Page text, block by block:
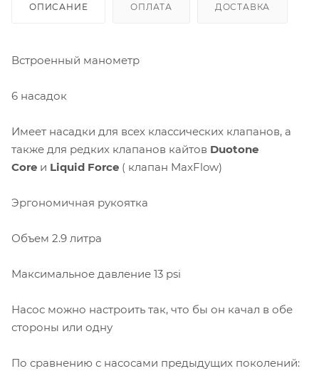
ОПИСАНИЕ ОПЛАТА ДОСТАВКА
Встроенный манометр
6 насадок
Имеет насадки для всех классических клапанов, а
также для редких клапанов кайтов Duotone
Core и Liquid Force ( клапан MaxFlow)
Эргономичная рукоятка
Объем 2.9 литра
Максимальное давление 13 psi
Насос можно настроить так, что бы он качал в обе
стороны или одну
По сравнению с насосами предыдущих поколений: